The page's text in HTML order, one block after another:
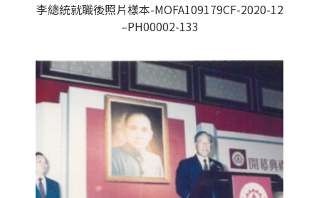
李總統就職後照片樣本-MOFA109179CF-2020-12
–PH00002-133